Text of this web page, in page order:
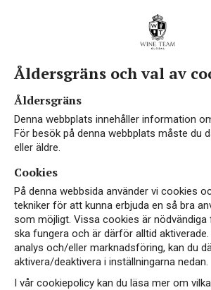
Åldersgräns och val av
Åldersgräns
Denna webbplats innehåller information
För besök på denna webbplats måste du
eller äldre.
Cookies
På denna webbsida använder vi cookies
tekniker för att kunna erbjuda en så bra
som möjligt. Vissa cookies är
ska fungera och är därför alltid
analys och/eller marknadsföring, kan du
aktivera/deaktivera i inställningarna nedan.
I vår cookiepolicy kan du läsa mer om